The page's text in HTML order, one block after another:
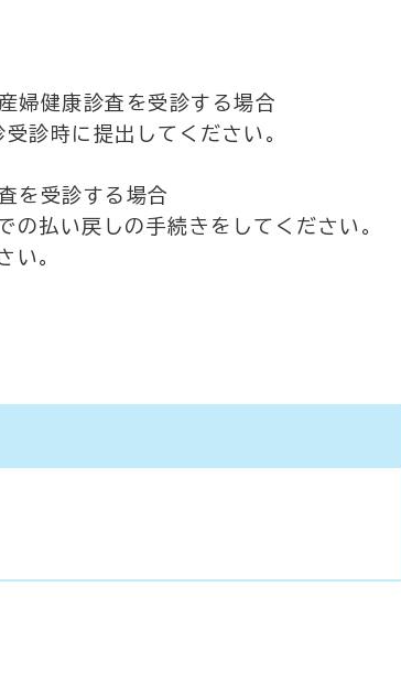
婦健康診査を受診する場合
診時に提出してください。
を受診する場合
払い戻しの手続きをしてください。
い。